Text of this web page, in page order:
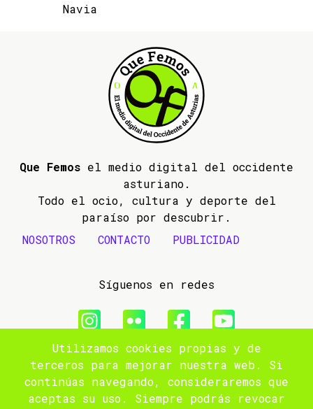
Navia
Que Femos el medio digital del occidente
asturiano.
Todo el ocio, cultura y deporte del
paraíso por descubrir.
NOSOTROS
CONTACTO PUBLICIDAD
Síguenos en redes
© 2009- 2026 Que Femos
Utilizamos cookies propias y de
terceros para mejorar nuestra web. Si
continúas navegando, consideraremos que
aceptas su uso. Siempre podrás revocar